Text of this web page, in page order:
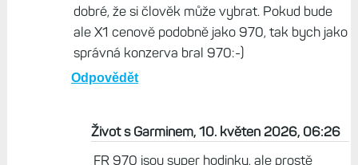
dobré, že si člověk může vybrat. Pokud bude
ale X1 cenově podobně jako 970, tak bych jako
správná konzerva bral 970:-)
Odpovědět
Život s Garminem, 10. květen 2026, 06:26
FR 970 jsou super hodinky, ale prostě